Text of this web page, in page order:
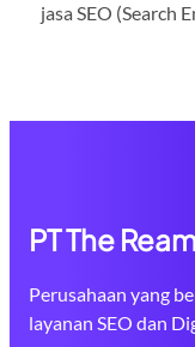
jasa SEO (Search
PT The
Perusahaan yang
layanan SEO dan